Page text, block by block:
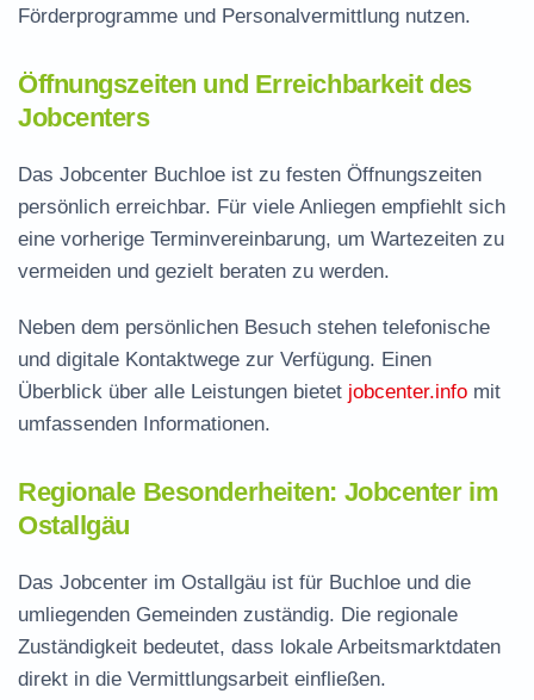
Förderprogramme und Personalvermittlung nutzen.
Öffnungszeiten und Erreichbarkeit des
Jobcenters
Das Jobcenter Buchloe ist zu festen Öffnungszeiten
persönlich erreichbar. Für viele Anliegen empfiehlt sich
eine vorherige Terminvereinbarung, um Wartezeiten zu
vermeiden und gezielt beraten zu werden.
Neben dem persönlichen Besuch stehen telefonische
und digitale Kontaktwege zur Verfügung. Einen
Überblick über alle Leistungen bietet jobcenter.info mit
umfassenden Informationen.
Regionale Besonderheiten: Jobcenter im
Ostallgäu
Das Jobcenter im Ostallgäu ist für Buchloe und die
umliegenden Gemeinden zuständig. Die regionale
Zuständigkeit bedeutet, dass lokale Arbeitsmarktdaten
direkt in die Vermittlungsarbeit einfließen.